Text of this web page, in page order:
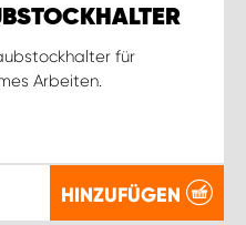
für
Arbeiten.
HINZUFÜGEN